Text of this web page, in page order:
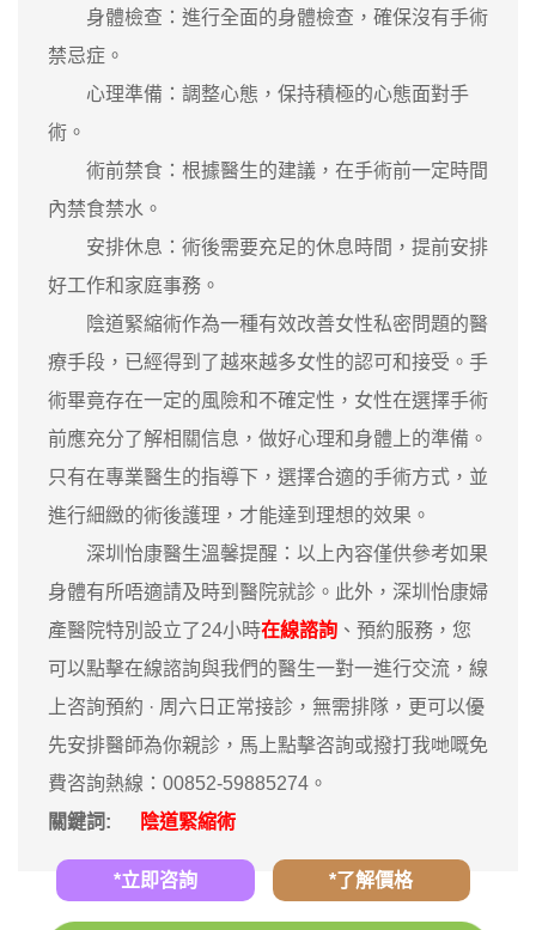
身體檢查：進行全面的身體檢查，確保沒有手術
禁忌症。
心理準備：調整心態，保持積極的心態面對手
術。
術前禁食：根據醫生的建議，在手術前一定時間
內禁食禁水。
安排休息：術後需要充足的休息時間，提前安排
好工作和家庭事務。
陰道緊縮術作為一種有效改善女性私密問題的醫
療手段，已經得到了越來越多女性的認可和接受。手
術畢竟存在一定的風險和不確定性，女性在選擇手術
前應充分了解相關信息，做好心理和身體上的準備。
只有在專業醫生的指導下，選擇合適的手術方式，並
進行細緻的術後護理，才能達到理想的效果。
深圳怡康醫生溫馨提醒：以上內容僅供參考如果
身體有所唔適請及時到醫院就診。此外，深圳怡康婦
產醫院特別設立了24小時在線諮詢 、預約服務，您
可以點擊在線諮詢與我們的醫生一對一進行交流，線
上咨詢預約 · ‎周六日正常接診，無需排隊，更可以優
先安排醫師為你親診，馬上點擊咨詢或撥打我哋嘅免
費咨詢熱線：00852-59885274。
關鍵詞:
陰道緊縮術
*立即咨詢 *了解價格